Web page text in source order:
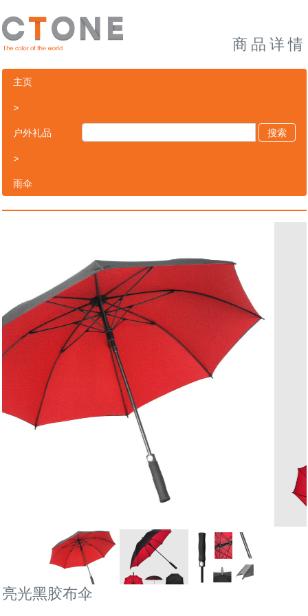
商品详情
主页
>
户外礼品
>
雨伞
搜索
亮光黑胶布伞